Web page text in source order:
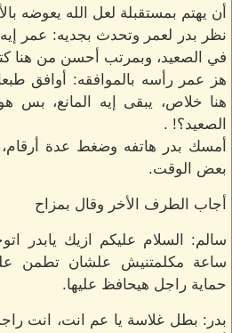
أن يهتم بمستقبلة لعل الله يعوضه
نظر بدر لعمر وتحدث بجديه: عمر
في الصعيد، وبمرتب أحسن من هنا
هز عمر رأسه بالموافقه: أوافق
هنا خلاص، يبقى إيه المانع، بس
الصعيد؟! .
أمسك بدر هاتفه وضغط عدة
بعض الوقت.
أجاب الطرف الأخر وقال بمزاح
سالم: السلام عليكم ازيك يابدر
ساعة مكلمتنيش علشان تطمن
حماية راجل هيحافظ عليها.
بدر: بطل غلاسة يا عم انت، انت